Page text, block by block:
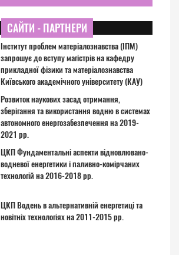
САЙТИ - ПАРТНЕРИ
Інститут проблем матеріалознавства (ІПМ)
запрошує до вступу магістрів на кафедру
прикладної фізики та матеріалознавства
Київського академічного університету (КАУ)
Розвиток наукових засад отримання,
зберігання та використання водню в системах
автономного енергозабезпечення на 2019-
2021 рр.
ЦКП Фундаментальні аспекти відновлювано-
водневої енергетики і паливно-комірчаних
технологій на 2016-2018 рр.
ЦКП Водень в альтернативній енергетиці та
новітніх технологіях на 2011-2015 рр.